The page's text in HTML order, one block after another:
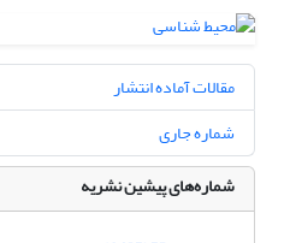
مقالات آماده انتشار
شماره جاری
شماره‌های پیشین نشریه